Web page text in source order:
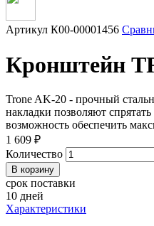
Артикул К00-00001456
Кронштейн
Trone AK-20 - прочный
накладки позволяют
возможность обеспечить
1 609 ₽
Количество
срок поставки
10 дней
Характеристики